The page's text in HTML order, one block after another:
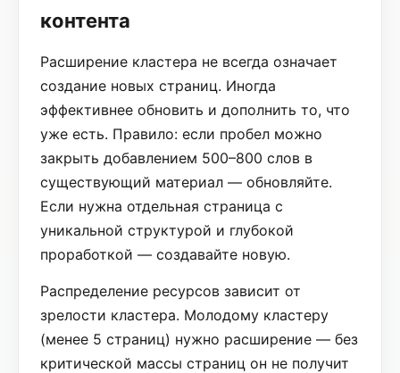
контента
Расширение кластера не всегда означает
создание новых страниц. Иногда
эффективнее обновить и дополнить то, что
уже есть. Правило: если пробел можно
закрыть добавлением 500–800 слов в
существующий материал — обновляйте.
Если нужна отдельная страница с
уникальной структурой и глубокой
проработкой — создавайте новую.
Распределение ресурсов зависит от
зрелости кластера. Молодому кластеру
(менее 5 страниц) нужно расширение — без
критической массы страниц он не получит